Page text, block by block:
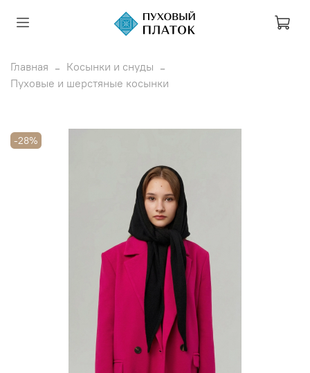
Главная
Косынки и снуды
Пуховые и шерстяные косынки
-28%